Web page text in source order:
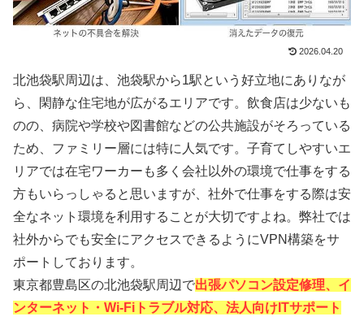
2026.04.20
北池袋駅周辺は、池袋駅から1駅という好立地にありなが
ら、閑静な住宅地が広がるエリアです。飲食店は少ないも
のの、病院や学校や図書館などの公共施設がそろっている
ため、ファミリー層には特に人気です。子育てしやすいエ
リアでは在宅ワーカーも多く会社以外の環境で仕事をする
方もいらっしゃると思いますが、社外で仕事をする際は安
全なネット環境を利用することが大切ですよね。弊社では
社外からでも安全にアクセスできるようにVPN構築をサ
ポートしております。
東京都豊島区の北池袋駅周辺で出張パソコン設定修理、イ
ンターネット・Wi-Fiトラブル対応、法人向けITサポート